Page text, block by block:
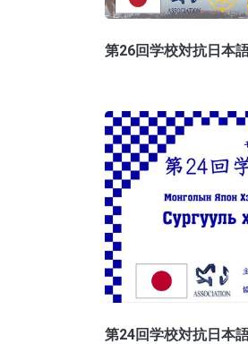
第26回学校対抗日本
第24回学校対抗日本